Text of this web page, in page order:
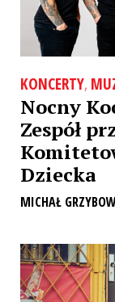
KONCERTY,
Nocny
Zespół
Dziecka
MICHAŁ